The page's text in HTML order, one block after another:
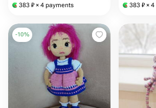
383 ₽ × 4 payments 383 ₽ ×
-10%